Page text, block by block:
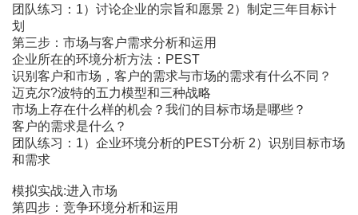
团队练习：1）讨论企业的宗旨和愿景 2）制定三年目标计
划
第三步：市场与客户需求分析和运用
企业所在的环境分析方法：PEST
识别客户和市场，客户的需求与市场的需求有什么不同？
迈克尔?波特的五力模型和三种战略
市场上存在什么样的机会？我们的目标市场是哪些？
客户的需求是什么？
团队练习：1）企业环境分析的PEST分析 2）识别目标市场
和需求
模拟实战:进入市场
第四步：竞争环境分析和运用